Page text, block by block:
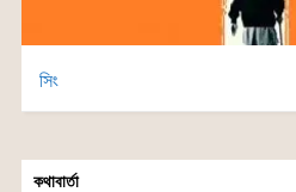
সিং
কথাবার্তা